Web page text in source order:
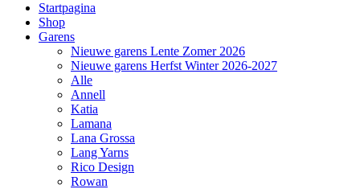
Startpagina
Shop
Garens
Nieuwe garens Lente Zomer 2026
Nieuwe garens Herfst Winter 2026-2027
Alle
Annell
Katia
Lamana
Lana Grossa
Lang Yarns
Rico Design
Rowan